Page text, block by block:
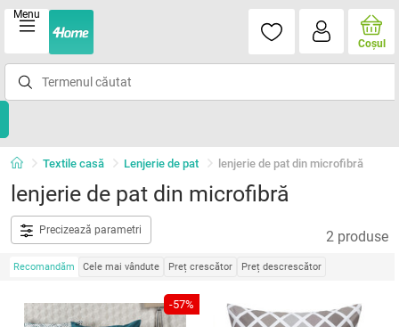
Menu
Coşul
Textile casă Lenjerie de pat lenjerie de pat din microfibră
lenjerie de pat din microfibră
Precizează parametri 2 produse
Recomandăm Cele mai vândute Preț crescător Preț descrescător
-57%